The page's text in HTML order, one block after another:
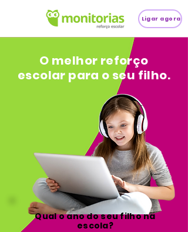
Ligar agora
O melhor reforço
escolar para o seu filho.
Qual o ano do seu filho na
escola?